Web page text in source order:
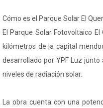
Cómo es el Parque Solar El
El Parque Solar Fotovoltaico
kilómetros de la capital
desarrollado por YPF Luz
niveles de radiación solar.
La obra cuenta con una